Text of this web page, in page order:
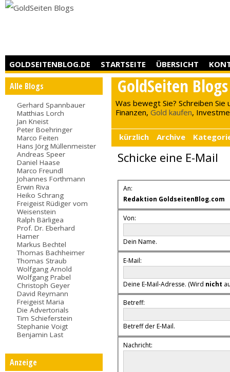
GOLDSEITENBLOG.DE STARTSEITE ÜBERSICHT
Alle Blogs
Gerhard Spannbauer
Matthias Lorch
Jan Kneist
Peter Boehringer
Marco Feiten
Hans Jörg Müllenmeister
Andreas Speer
Daniel Haase
Marco Freundl
Johannes Forthmann
Erwin Riva
Heiko Schrang
Freigeist Rüdiger vom
Weisenstein
Ralph Bärligea
Prof. Dr. Eberhard
Hamer
Markus Bechtel
Thomas Bachheimer
Thomas Straub
Wolfgang Arnold
Wolfgang Prabel
Christoph Geyer
David Reymann
Freigeist Maria
Die Advertorials
Tim Schieferstein
Stephanie Voigt
Benjamin Last
Anzeige
GoldSeiten Blogs
Was bewegt Sie? Schreiben Sie
Finanzen,Gold kaufen,
kürzlich Archive
Schicke eine E-Mail
An:
Redaktion GoldseitenBlog.com
Von:
Dein Name.
E-Mail:
Deine E-Mail-Adresse. (Wird nicht
Betreff:
Betreff der E-Mail.
Nachricht: